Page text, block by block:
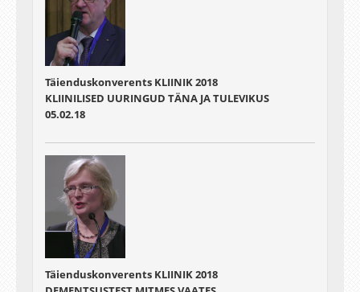
Täienduskonverents KLIINIK 2018
KLIINILISED UURINGUD TÄNA JA TULEVIKUS
05.02.18
Täienduskonverents KLIINIK 2018